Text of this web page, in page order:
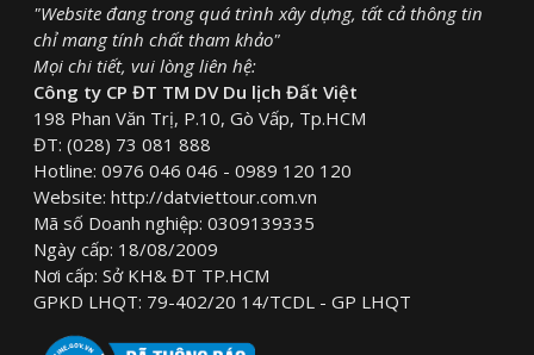
"Website đang trong quá trình xây dựng, tất cả thông tin
chỉ mang tính chất tham khảo"
Mọi chi tiết, vui lòng liên hệ:
Công ty CP ĐT TM DV Du lịch Đất Việt
198 Phan Văn Trị, P.10, Gò Vấp, Tp.HCM
ĐT: (028) 73 081 888
Hotline: 0976 046 046 - 0989 120 120
Website: http://datviettour.com.vn
Mã số Doanh nghiệp: 0309139335
Ngày cấp: 18/08/2009
Nơi cấp: Sở KH& ĐT TP.HCM
GPKD LHQT: 79-402/20 14/TCDL - GP LHQT